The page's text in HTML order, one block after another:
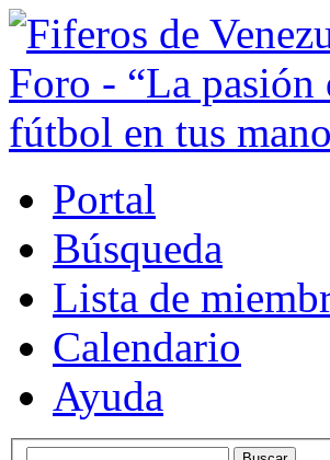
Portal
Búsqueda
Lista de
Calendario
Ayuda